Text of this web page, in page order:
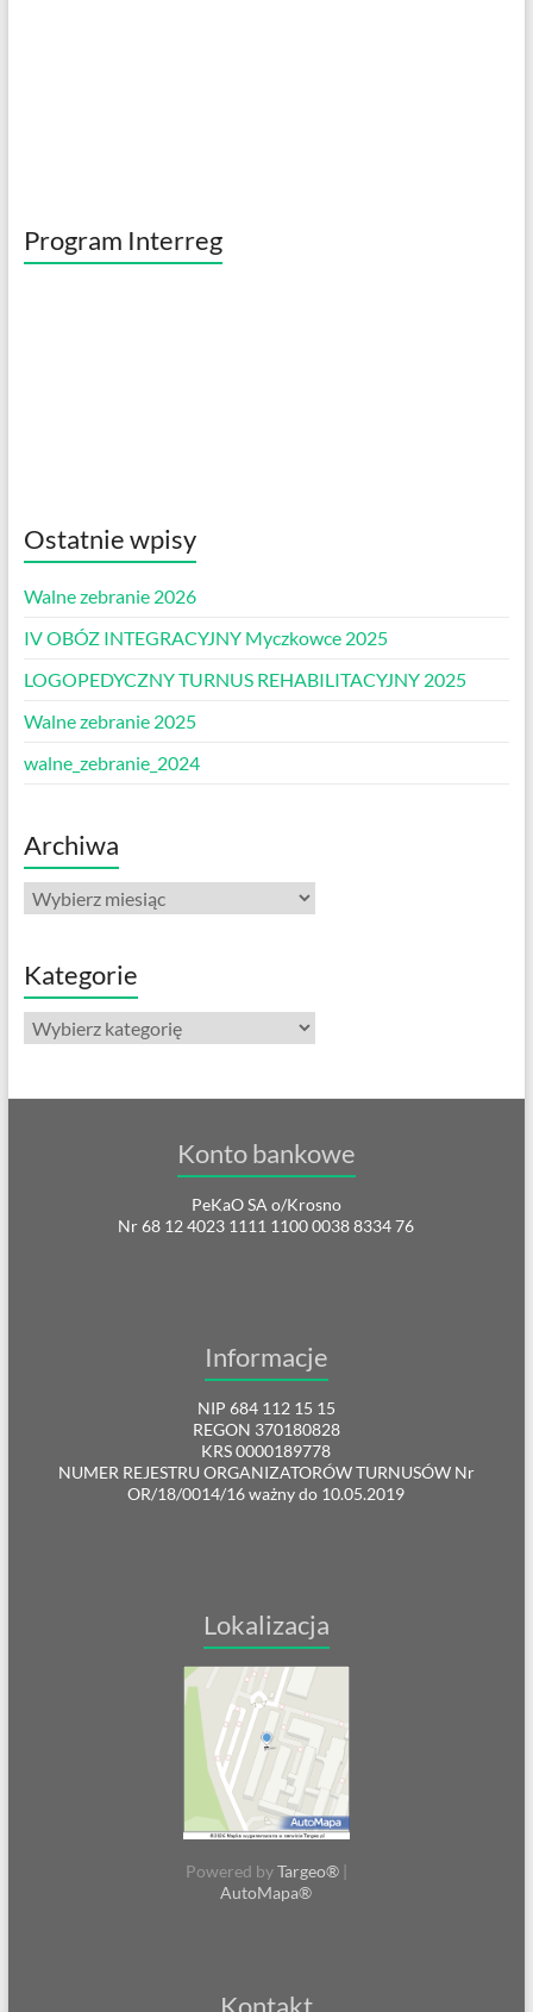
Program Interreg
Ostatnie wpisy
Walne zebranie 2026
IV OBÓZ INTEGRACYJNY Myczkowce 2025
LOGOPEDYCZNY TURNUS REHABILITACYJNY 2025
Walne zebranie 2025
walne_zebranie_2024
Archiwa
Archiwa
Kategorie
Kategorie
Konto bankowe
PeKaO SA o/Krosno
Nr 68 12 4023 1111 1100 0038 8334 76
Informacje
NIP 684 112 15 15
REGON 370180828
KRS 0000189778
NUMER REJESTRU ORGANIZATORÓW TURNUSÓW Nr
OR/18/0014/16 ważny do 10.05.2019
Lokalizacja
Powered byTargeo®|
AutoMapa®